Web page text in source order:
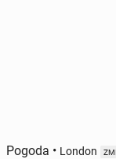
Pogoda • London